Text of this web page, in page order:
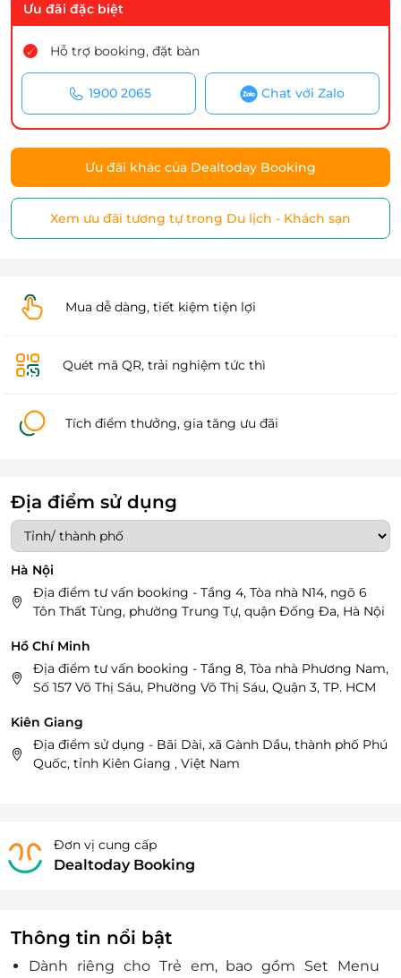
Ưu đãi đặc biệt
Hỗ trợ booking, đặt bàn
1900 2065 Chat với Zalo
Ưu đãi khác của Dealtoday Booking
Xem ưu đãi tương tự trong Du lịch - Khách sạn
Mua dễ dàng, tiết kiệm tiện lợi
Quét mã QR, trải nghiệm tức thì
Tích điểm thưởng, gia tăng ưu đãi
Địa điểm sử dụng
Hà Nội
Địa điểm tư vấn booking - Tầng 4, Tòa nhà N14, ngõ 6
Tôn Thất Tùng, phường Trung Tự, quận Đống Đa, Hà Nội
Hồ Chí Minh
Địa điểm tư vấn booking - Tầng 8, Tòa nhà Phương Nam,
Số 157 Võ Thị Sáu, Phường Võ Thị Sáu, Quận 3, TP. HCM
Kiên Giang
Địa điểm sử dụng - Bãi Dài, xã Gành Dầu, thành phố Phú
Quốc, tỉnh Kiên Giang , Việt Nam
Đơn vị cung cấp
Dealtoday Booking
Thông tin nổi bật
Dành riêng cho Trẻ em, bao gồm Set Menu